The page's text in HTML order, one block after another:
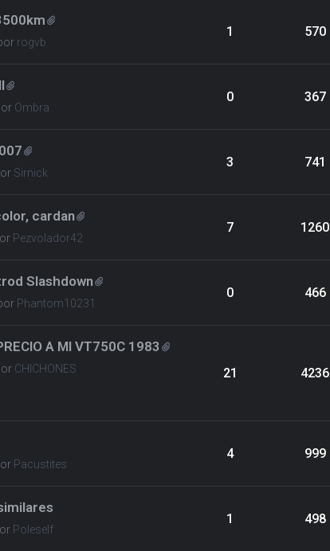
rogvb
1 570
Ombra
0 367
Sirnick
3 741
cardan
Pezvolador42
7 1260
Slashdown
Phantom10231
0 466
A MI VT750C 1983
CHICHONES 21 4236
Pacustites
4 999
Poleself
1 498